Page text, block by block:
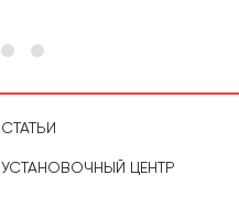
СТАТЬИ
УСТАНОВОЧНЫЙ ЦЕНТР